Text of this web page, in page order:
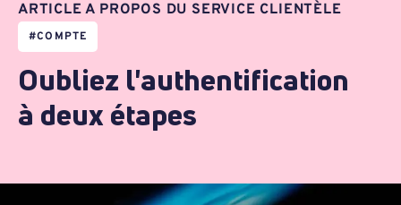
ARTICLE A PROPOS DU SERVICE CLIENTÈLE
#COMPTE
Oubliez l'authentification
à deux étapes